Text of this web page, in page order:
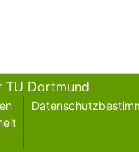
TU Dortmund